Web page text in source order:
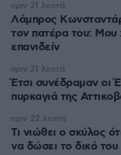
Λάμπρος
τον πατέρα του: Μου
επανιδείν
πριν 21 λεπτά
Έτσι συνέδραμαν οι
πυρκαγιά της
πριν 21 λεπτά
Τι νιώθει ο σκύλος
να δώσει το δικό του
πριν 22 λεπτά